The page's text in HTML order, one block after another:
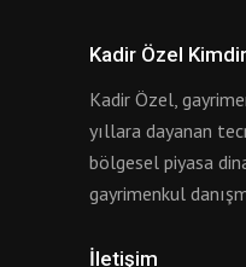
Kadir Özel
Kadir Özel,
yıllara dayanan
bölgesel piyasa
gayrimenkul
İletişim